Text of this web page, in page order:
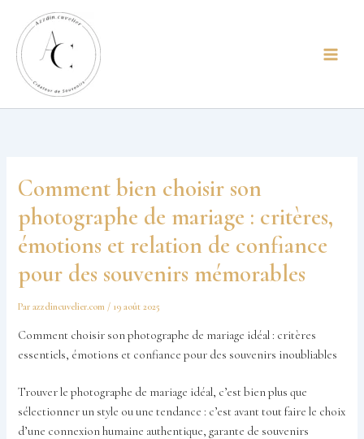
principal
contenu
Comment bien choisir son
photographe de mariage : critères,
émotions et relation de confiance
pour des souvenirs mémorables
Parazzdincuvelier.com / 19 août 2025
Comment choisir son photographe de mariage idéal : critères
essentiels, émotions et confiance pour des souvenirs inoubliables
Trouver le photographe de mariage idéal, c’est bien plus que
sélectionner un style ou une tendance : c’est avant tout faire le choix
d’une connexion humaine authentique, garante de souvenirs